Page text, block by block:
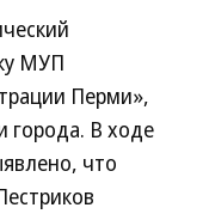
МУП
Перми»,
города. В ходе
что